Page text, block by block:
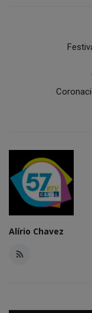
Alírio Chavez